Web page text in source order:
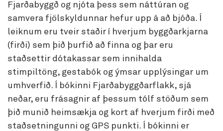
Fjarðabyggð og njóta þess sem náttúran og
samvera fjölskyldunnar hefur upp á að bjóða. Í
leiknum eru tveir staðir í hverjum byggðarkjarna
(firði) sem þið þurfið að finna og þar eru
staðsettir dótakassar sem innihalda
stimpiltöng, gestabók og ýmsar upplýsingar um
umhverfið. Í bókinni Fjarðabyggðarflakk, sjá
neðar, eru frásagnir af þessum tólf stöðum sem
þið munið heimsækja og kort af hverjum firði með
staðsetningunni og GPS punkti. Í bókinni er